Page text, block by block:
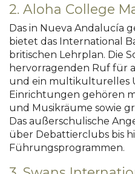
2. Aloha College
Das in Nueva Andalucía
bietet das International
britischen Lehrplan. Die
hervorragenden Ruf für
und ein multikulturelles
Einrichtungen gehören
und Musikräume sowie
Das außerschulische
über Debattierclubs bis
Führungsprogrammen.